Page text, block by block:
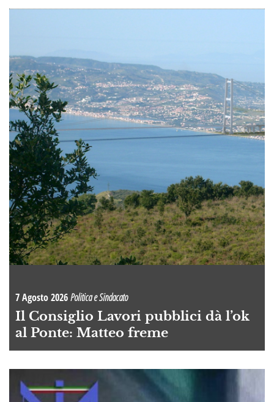
7 Agosto 2026Politica e Sindacato
Il Consiglio Lavori pubblici dà l’ok
al Ponte: Matteo freme